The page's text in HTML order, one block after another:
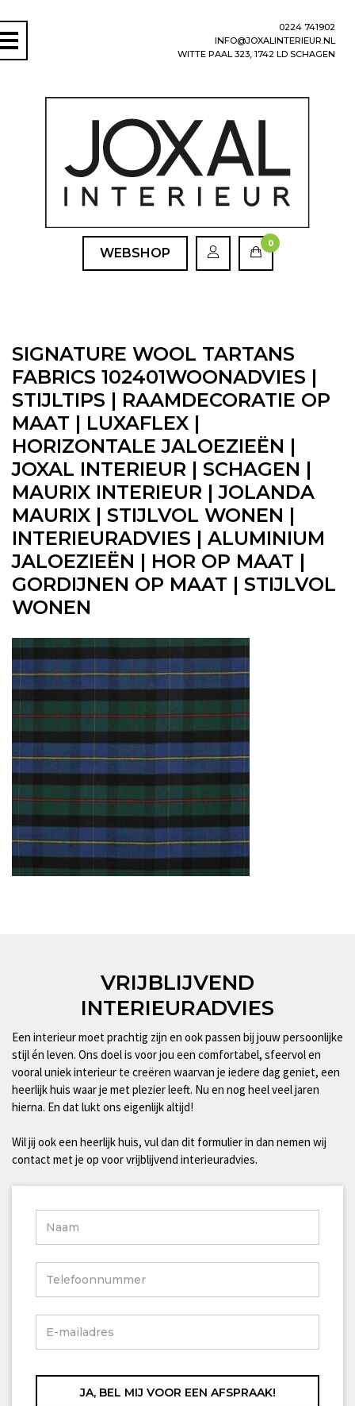
0224 741902
INFO@JOXALINTERIEUR.NL
WITTE PAAL 323, 1742 LD SCHAGEN
WEBSHOP
0
SIGNATURE WOOL TARTANS
FABRICS 102401WOONADVIES |
STIJLTIPS | RAAMDECORATIE OP
MAAT | LUXAFLEX |
HORIZONTALE JALOEZIEËN |
JOXAL INTERIEUR | SCHAGEN |
MAURIX INTERIEUR | JOLANDA
MAURIX | STIJLVOL WONEN |
INTERIEURADVIES | ALUMINIUM
JALOEZIEËN | HOR OP MAAT |
GORDIJNEN OP MAAT | STIJLVOL
WONEN
VRIJBLIJVEND
INTERIEURADVIES
Een interieur moet prachtig zijn en ook passen bij jouw persoonlijke
stijl én leven. Ons doel is voor jou een comfortabel, sfeervol en
vooral uniek interieur te creëren waarvan je iedere dag geniet, een
heerlijk huis waar je met plezier leeft. Nu en nog heel veel jaren
hierna. En dat lukt ons eigenlijk altijd!
Wil jij ook een heerlijk huis, vul dan dit formulier in dan nemen wij
contact met je op voor vrijblijvend interieuradvies.